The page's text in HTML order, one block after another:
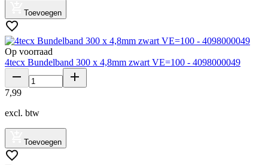
Toevoegen
Op voorraad
4tecx Bundelband 300 x 4,8mm zwart VE=100 - 4098000049
7,99
excl. btw
Toevoegen